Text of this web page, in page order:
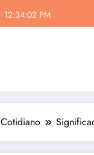
12:34:03 PM
Cotidiano